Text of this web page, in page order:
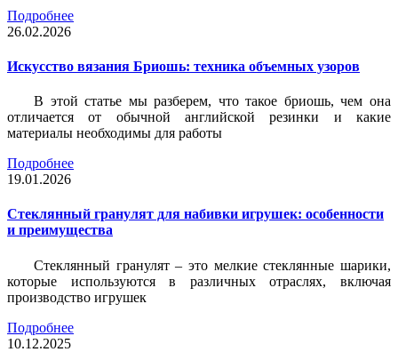
Подробнее
26.02.2026
Искусство вязания Бриошь: техника объемных узоров
В этой статье мы разберем, что такое бриошь, чем она
отличается от обычной английской резинки и какие
материалы необходимы для работы
Подробнее
19.01.2026
Стеклянный гранулят для набивки игрушек: особенности
и преимущества
Стеклянный гранулят – это мелкие стеклянные шарики,
которые используются в различных отраслях, включая
производство игрушек
Подробнее
10.12.2025